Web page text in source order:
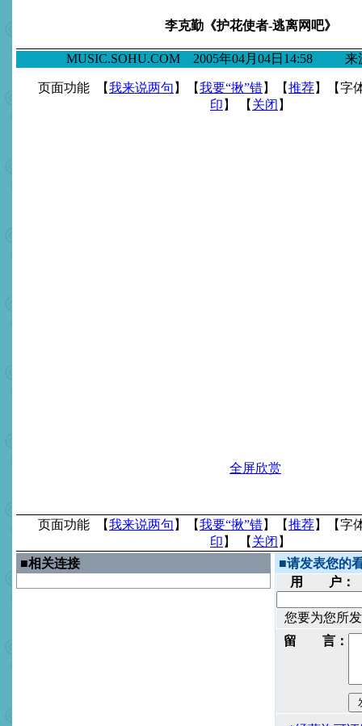
李克勤《护花使者-逃离网吧》
MUSIC.SOHU.COM 2005年04月04日14:58 来
页面功能 【我来说两句 】【我要“揪”错】【推荐】【字
印 】 【 关闭 】
全屏欣赏
页面功能 【我来说两句 】【我要“揪”错】【推荐】【字
印 】 【 关闭 】
■相关连接 ■请发表您的
用 户：
您要为您所
留 言：